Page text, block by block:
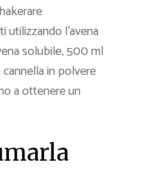
utilizzando l’avena
solubile, 500 ml
in polvere
a ottenere un